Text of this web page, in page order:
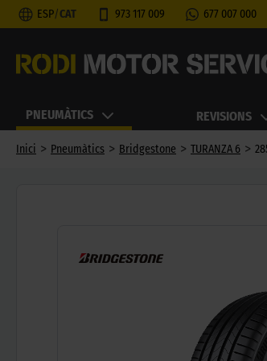
ESP/CAT 973 117 009 677 007 000
PNEUMÀTICS REVISIONS
Inici > Pneumàtics > Bridgestone > TURANZA 6 >